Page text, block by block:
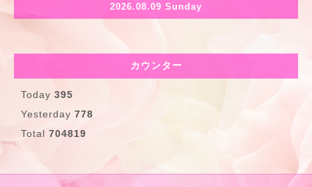
2026.08.09 Sunday
カウンター
Today 395
Yesterday 778
Total 704819